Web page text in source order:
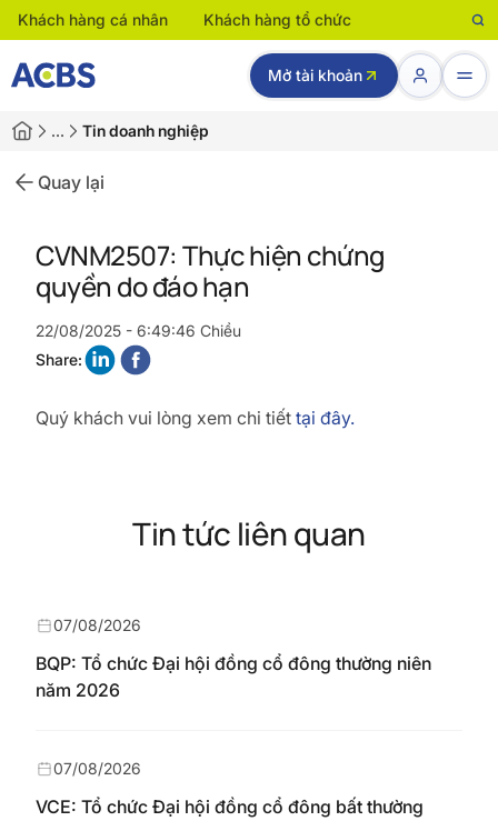
Khách hàng cá nhân Khách hàng tổ chức
Mở tài khoản
… Tin doanh nghiệp
Quay lại
CVNM2507: Thực hiện chứng
quyền do đáo hạn
22/08/2025 - 6:49:46 Chiều
Share:
Quý khách vui lòng xem chi tiết tại đây.
Tin tức liên quan
BQP: Tổ chức Đại hội đồng cổ đông thường niên
năm 2026
07/08/2026
VCE: Tổ chức Đại hội đồng cổ đông bất thường
07/08/2026